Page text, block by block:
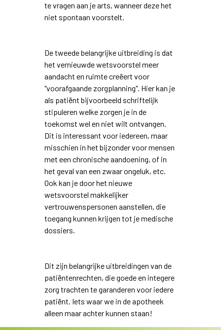
te vragen aan je arts, wanneer deze het
niet spontaan voorstelt.
De tweede belangrijke uitbreiding is dat
het vernieuwde wetsvoorstel meer
aandacht en ruimte creëert voor
"voorafgaande zorgplanning". Hier kan je
als patiënt bijvoorbeeld schriftelijk
stipuleren welke zorgen je in de
toekomst wel en niet wilt ontvangen.
Dit is interessant voor iedereen, maar
misschien in het bijzonder voor mensen
met een chronische aandoening, of in
het geval van een zwaar ongeluk, etc.
Ook kan je door het nieuwe
wetsvoorstel makkelijker
vertrouwenspersonen aanstellen, die
toegang kunnen krijgen tot je medische
dossiers.
Dit zijn belangrijke uitbreidingen van de
patiëntenrechten, die goede en integere
zorg trachten te garanderen voor iedere
patiënt. Iets waar we in de apotheek
alleen maar achter kunnen staan!